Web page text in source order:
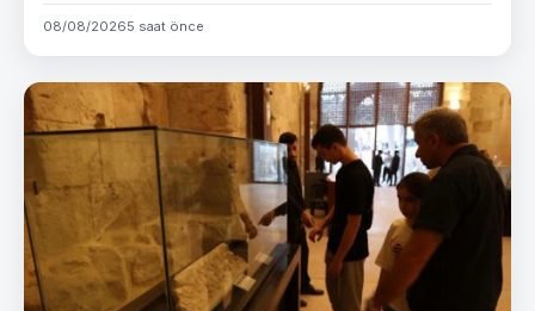
08/08/20265 saat önce